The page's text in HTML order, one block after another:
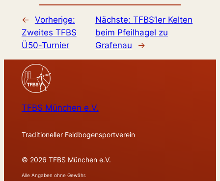
← Vorherige:
Zweites TFBS
Ü50-Turnier
Nächste:TFBS’ler Kelten
beim Pfeilhagel zu
Grafenau
→
TFBS München e.V.
Traditioneller Feldbogensportverein
© 2026 TFBS München e.V.
Alle Angaben ohne Gewähr.